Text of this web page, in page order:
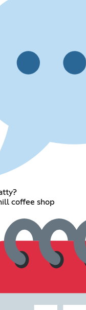
coffee shop